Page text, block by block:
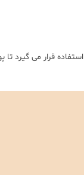
قرار می گیرد